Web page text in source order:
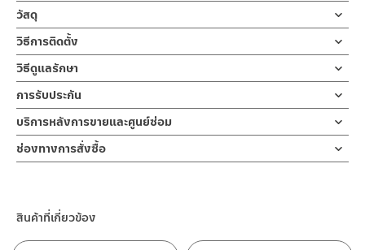
ก๊อกเดี่ยวติดผนังคอสั้น BN A126-A8887
สำหรับติดตั้งกับผนังในห้องน้ำ หรือ ในอาคาร ก๊อกคอสั้น ก็อกสนาม
แบบมีข้อต่อสายยาง วัสดุ สแตนเลส เกรด 304
สี สแตนเลสด้าน แข็งแรงทนทาน ไม่เป็นสนิม ก้านเปิด-ปิดน้ำออกแบบ
มือจับแบบก้านปัด ง่ายต่อการปล่อยสายน้ำชำระล้าง
ทำความสะอาด ทั้งยังสามารถติดตั้งได้ทั้งภายในห้องน้ำและภายในอาคาร
บริเวณซักล้าง ปากก๊อกสำหรับต่อสายยาง
เพื่อเพิ่มประโยชน์การใช้งานอาทิ การรดน้ำต้นไม้ในสวนหรือล้างรถ
เป็นต้น เพื่อเป็นการยืนยันความคงทนของวาล์วน้ำ
วัสดุ
วัสดุ สแตนเลส เกรด 304
วิธีการติดตั้ง
ข้อแนะนำในการติดตั้ง
ฝักบัว และ ชุดสายฉีดชำระ
สำหรับการติดตั้งใหม่ ให้ไล่ฝุ่น เศษทราย เศษท่อ ออกจากท่อน้ำก่อนติด
ตั้งสินค้า โดยปล่อยน้ำให้ไหลออกจากท่อนาน 1 นาที
เพื่อให้แรงน้ำพัดพาเศษละอองต่างๆ ออกจากท่อน้ำ มิเช่นนั้นสิ่งสกปรก
จะเข้าไปภายในสินค้าและสร้างความเสียหายได้
หากตรวจพบเศษละอองต่างๆในสินค้า จะไม่อยู่ในเงื่อนไขการรับประกัน
วิธีดูแลรักษา
คำแนะนำในการดูแลรักษาผลิตภัณฑ์
1. ไม่ทำสินค้าให้เกิดความเสียหายอื่น ๆ นอกจากการใช้งานปกติ เช่นไม่
ทำตก ไม่งัดหรือโยกสินค้าแรงๆ
2. ทำความสะอาดสินค้าโดยการใช้ผ้านุ่มๆชุบน้ำหมาดๆแล้วเช็ดให้แห้ง
3. ห้ามใช้สารเคมีที่มีฤทธิ์เป็นกรด ในการทำความสะอาด เนื่องจากผิว
บนตัวสินค้า ซึ่งจะสร้างความเสียหายให้เกิดขึ้นกับผิวของสินค้าได้
การรับประกัน
รับประกันไส้วาล์วก๊อก ไม่รั่วซึม 10 ปี
บริการหลังการขายและศูนย์ซ่อม
ช่องทางออนไลน์
– Email: contact@charnpaiboon.com
ช่องทางการสั่งซื้อ
– Shopee
–Lazada
สินค้าที่เกี่ยวข้อง